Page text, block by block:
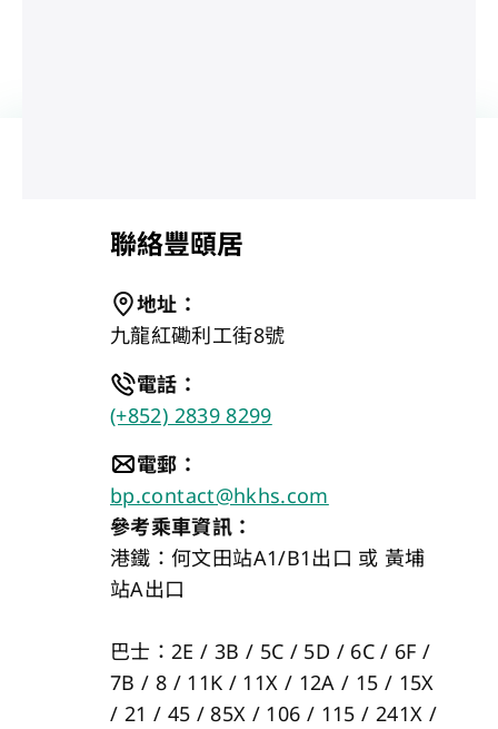
聯絡豐頤居
地址 ：
九龍紅磡利工街8號
電話 ：
(+852) 2839 8299
電郵 ：
bp.contact@hkhs.com
參考乘車資訊：
港鐵：何文田站A1/B1出口 或 黃埔
站A出口
巴士：2E / 3B / 5C / 5D / 6C / 6F /
7B / 8 / 11K / 11X / 12A / 15 / 15X
/ 21 / 45 / 85X / 106 / 115 / 241X /